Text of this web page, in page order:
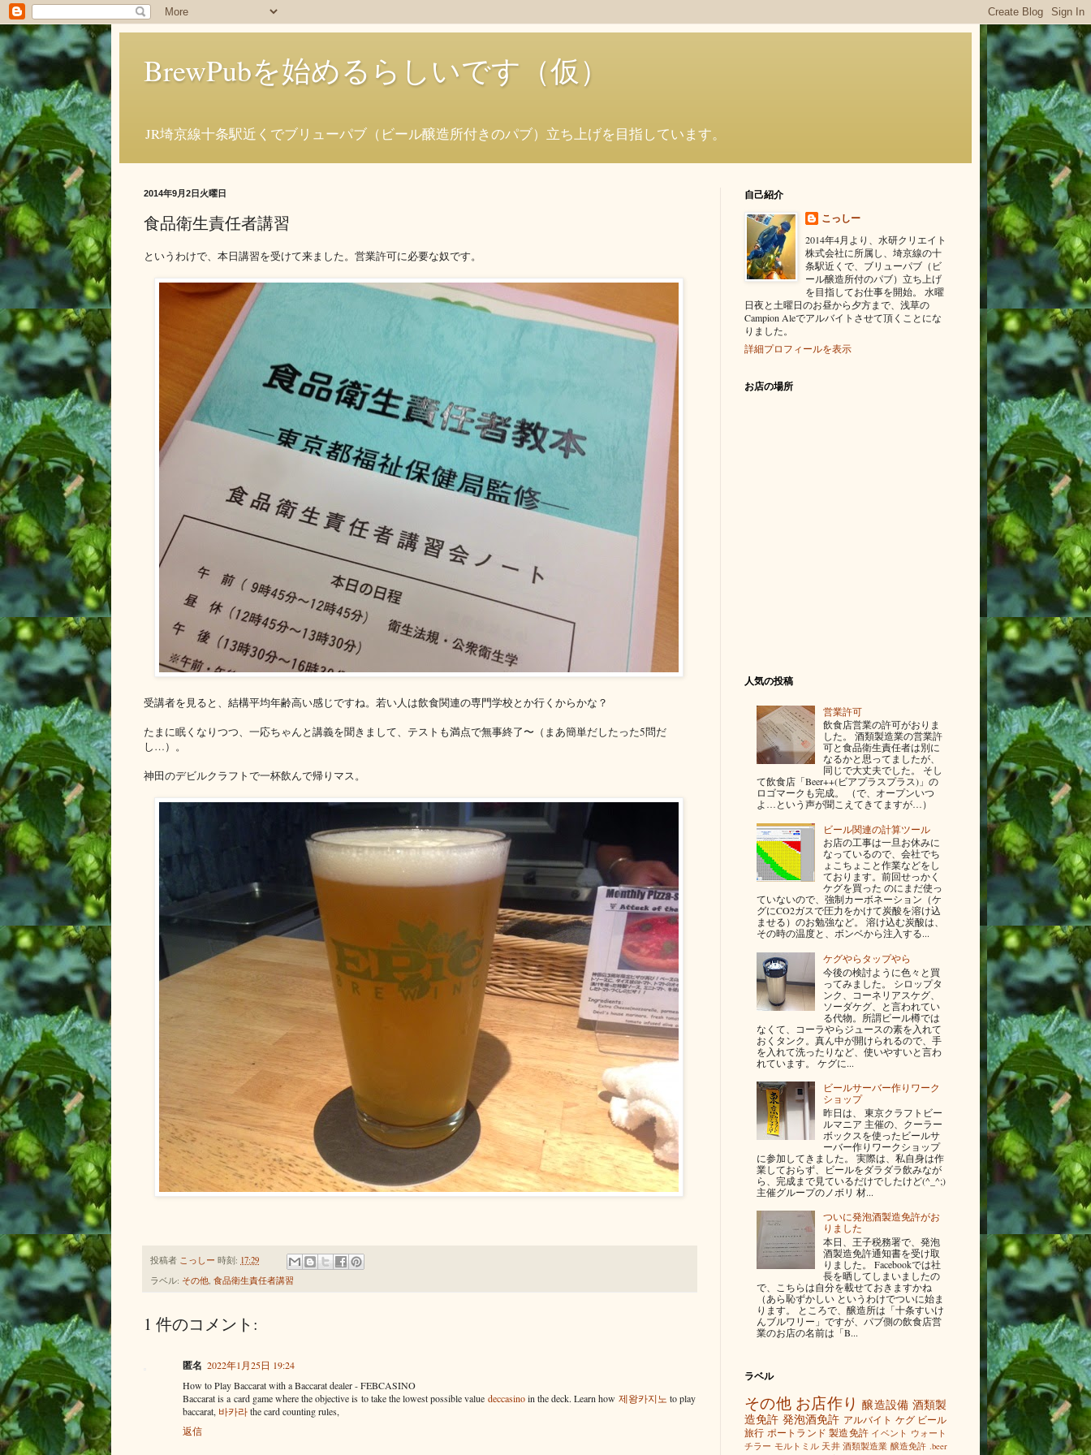
BrewPubを始めるらしいです（仮）
JR埼京線十条駅近くでブリューパブ（ビール醸造所付きのパブ）立ち上げを目指しています。
2014年9月2日火曜日
食品衛生責任者講習
というわけで、本日講習を受けて来ました。営業許可に必要な奴です。
受講者を見ると、結構平均年齢高い感じですね。若い人は飲食関連の専門学校とか行くからかな？
たまに眠くなりつつ、一応ちゃんと講義を聞きまして、テストも満点で無事終了〜（まあ簡単だしたった5問だ
し…）。
神田のデビルクラフトで一杯飲んで帰りマス。
投稿者 こっしー 時刻: 17:29
ラベル: その他, 食品衛生責任者講習
1 件のコメント:
匿名 2022年1月25日 19:24
How to Play Baccarat with a Baccarat dealer - FEBCASINO
Baccarat is a card game where the objective is to take the lowest possible value deccasinoin the deck. Learn how 제왕카지노 to play
baccarat, 바카라the card counting rules,
返信
自己紹介
こっしー
2014年4月より、水研クリエイト
株式会社に所属し、埼京線の十
条駅近くで、ブリューパブ（ビ
ール醸造所付のパブ）立ち上げ
を目指してお仕事を開始。 水曜
日夜と土曜日のお昼から夕方まで、浅草の
Campion Aleでアルバイトさせて頂くことにな
りました。
詳細プロフィールを表示
お店の場所
人気の投稿
営業許可
飲食店営業の許可がおりま
した。 酒類製造業の営業許
可と食品衛生責任者は別に
なるかと思ってましたが、
同じで大丈夫でした。 そし
て飲食店「Beer++(ビアプラスプラス)」の
ロゴマークも完成。 （で、オープンいつ
よ…という声が聞こえてきてますが…）
ビール関連の計算ツール
お店の工事は一旦お休みに
なっているので、会社でち
ょこちょこと作業などをし
ております。前回せっかく
ケグを買った のにまだ使っ
ていないので、強制カーボネーション（ケ
グにCO2ガスで圧力をかけて炭酸を溶け込
ませる）のお勉強など。 溶け込む炭酸は、
その時の温度と、ボンベから注入する...
ケグやらタップやら
今後の検討ように色々と買
ってみました。 シロップタ
ンク、コーネリアスケグ、
ソーダケグ、と言われてい
る代物。所謂ビール樽では
なくて、コーラやらジュースの素を入れて
おくタンク。真ん中が開けられるので、手
を入れて洗ったりなど、使いやすいと言わ
れています。 ケグに...
ビールサーバー作りワーク
ショップ
昨日は、 東京クラフトビー
ルマニア 主催の、クーラー
ボックスを使ったビールサ
ーバー作りワークショップ
に参加してきました。 実際は、私自身は作
業しておらず、ビールをダラダラ飲みなが
ら、完成まで見ているだけでしたけど(^_^;)
主催グループのノボリ 材...
ついに発泡酒製造免許がお
りました
本日、王子税務署で、発泡
酒製造免許通知書を受け取
りました。 Facebookでは社
長を晒してしまいましたの
で、こちらは自分を載せておきますかね
（あら恥ずかしい というわけでついに始ま
ります。 ところで、醸造所は「十条すいけ
んブルワリー」ですが、パブ側の飲食店営
業のお店の名前は「B...
ラベル
その他 お店作り 醸造設備 酒類製
造免許 発泡酒免許 アルバイト ケグ ビール
旅行 ポートランド 製造免許 イベント ウォート
チラー モルトミル 天井 酒類製造業 醸造免許 .beer